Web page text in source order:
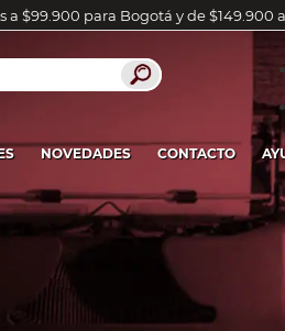
a $99.900 para Bogotá y de $149.900
NOVEDADES CONTACTO